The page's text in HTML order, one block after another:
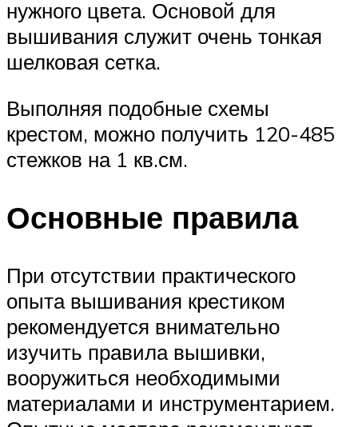
нужного цвета. Основой для
вышивания служит очень тонкая
шелковая сетка.
Выполняя подобные схемы
крестом, можно получить 120-485
стежков на 1 кв.см.
Основные правила
При отсутствии практического
опыта вышивания крестиком
рекомендуется внимательно
изучить правила вышивки,
вооружиться необходимыми
материалами и инструментарием.